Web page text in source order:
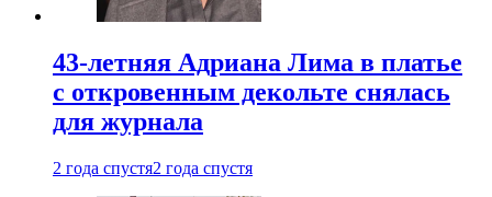
43-летняя Адриана Лима в платье
с откровенным декольте снялась
для журнала
2 года спустя2 года спустя